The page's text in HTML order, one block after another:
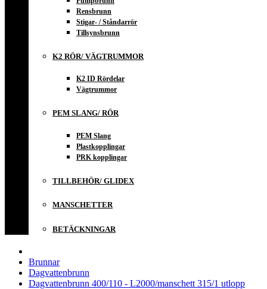
Rensbrunn
Stigar- / Ståndarrör
Tillsynsbrunn
K2 RÖR/ VÄGTRUMMOR
K2 ID Rördelar
Vägtrummor
PEM SLANG/ RÖR
PEM Slang
Plastkopplingar
PRK kopplingar
TILLBEHÖR/ GLIDEX
MANSCHETTER
BETÄCKNINGAR
Brunnar
Dagvattenbrunn
Dagvattenbrunn 400/110 - L2000/manschett 315/1 utlopp